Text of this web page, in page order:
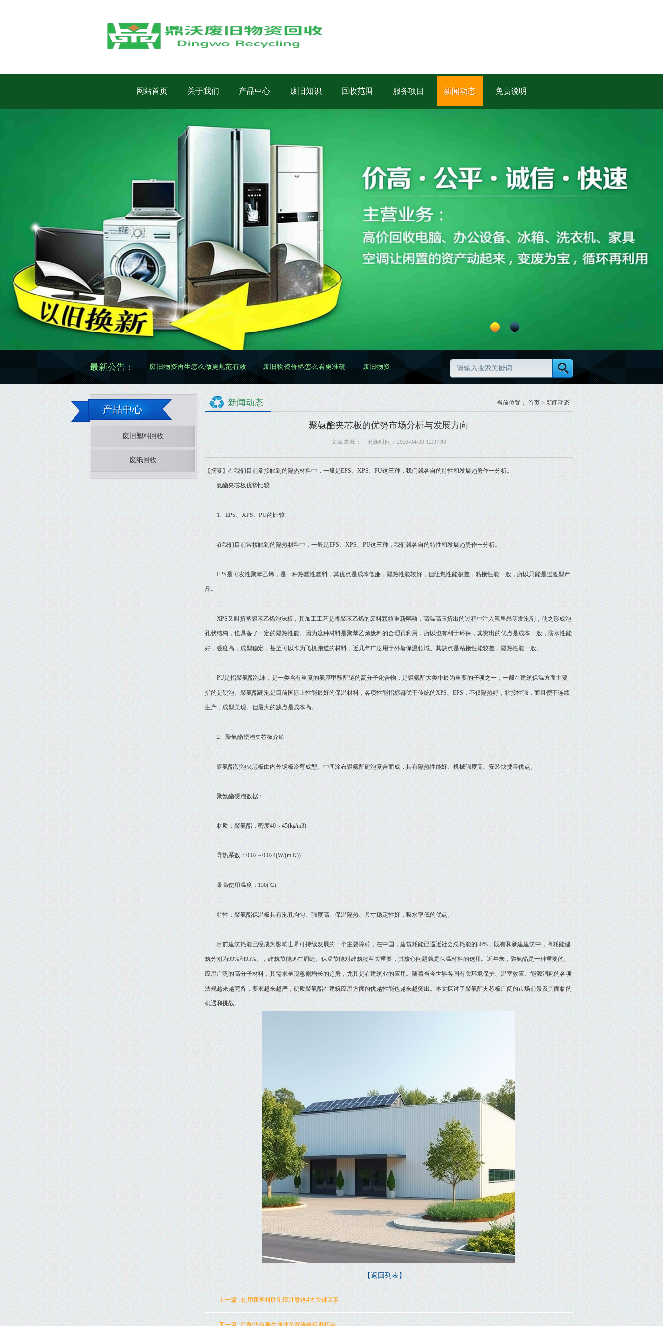
网站首页 关于我们 产品中心 废旧知识 回收范围 服务项目 新闻动态 免责说明
最新公告：废旧物资再生怎么做更规范有效 废旧物资价格怎么看更准确 废旧物资处置怎么做更规范 废旧物资清理怎么做更高效更规范 废旧物资分类怎么做更规范
产品中心
废旧塑料回收
废纸回收
新闻动态 当前位置： 首页 > 新闻动态
聚氨酯夹芯板的优势市场分析与发展方向
文章来源： 更新时间：2026-04-30 12:37:00
【摘要】在我们目前常接触到的隔热材料中，一般是EPS、XPS、PU这三种，我们就各自的特性和发展趋势作一分析。
氨酯夹芯板优势比较
1、EPS、XPS、PU的比较
在我们目前常接触到的隔热材料中，一般是EPS、XPS、PU这三种，我们就各自的特性和发展趋势作一分析。
EPS是可发性聚苯乙烯，是一种热塑性塑料，其优点是成本低廉，隔热性能较好，但阻燃性能极差，粘接性能一般，所以只能是过渡型产
品。
XPS又叫挤塑聚苯乙烯泡沫板，其加工工艺是将聚苯乙烯的废料颗粒重新熔融，高温高压挤出的过程中注入氟里昂等发泡剂，使之形成泡
孔状结构，也具备了一定的隔热性能。因为这种材料是聚苯乙烯废料的合理再利用，所以也有利于环保，其突出的优点是成本一般，防水性能
好，强度高，成型稳定，甚至可以作为飞机跑道的材料，近几年广泛用于外墙保温领域。其缺点是粘接性能较差，隔热性能一般。
PU是指聚氨酯泡沫，是一类含有重复的氨基甲酸酯链的高分子化合物，是聚氨酯大类中最为重要的子项之一，一般在建筑保温方面主要
指的是硬泡。聚氨酯硬泡是目前国际上性能最好的保温材料，各项性能指标都优于传统的XPS、EPS，不仅隔热好，粘接性强，而且便于连续
生产，成型美现。但最大的缺点是成本高。
2、聚氨酯硬泡夹芯板介绍
聚氨酯硬泡夹芯板由内外钢板冷弯成型、中间涂布聚氨酯硬泡复合而成，具有隔热性能好、机械强度高、安装快捷等优点。
聚氨酯硬泡数据：
材质：聚氨酯，密度40～45(kg/m3)
导热系数：0.02～0.024(W/(m.K))
最高使用温度：150(℃)
特性：聚氨酯保温板具有泡孔均匀、强度高、保温隔热、尺寸稳定性好，吸水率低的优点。
目前建筑耗能已经成为影响世界可持续发展的一个主要障碍，在中国，建筑耗能已逼近社会总耗能的30%，既有和新建建筑中，高耗能建
筑分别为99%和95%。，建筑节能迫在眉睫。保温节能对建筑物至关重要，其核心问题就是保温材料的选用。近年来，聚氨酯是一种重要的、
应用广泛的高分子材料，其需求呈现急剧增长的趋势，尤其是在建筑业的应用。随着当今世界各国有关环境保护、温室效应、能源消耗的各项
法规越来越完备，要求越来越严，硬质聚氨酯在建筑应用方面的优越性能也越来越突出。本文探讨了聚氨酯夹芯板广阔的市场前景及其面临的
机遇和挑战。
【返回列表】
上一篇 : 使用废塑料助剂应注意这4大关键因素
下一篇 : 除酸脱色再生净油装置维修保养指导